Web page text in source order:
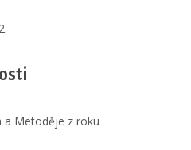
a Metoděje z roku